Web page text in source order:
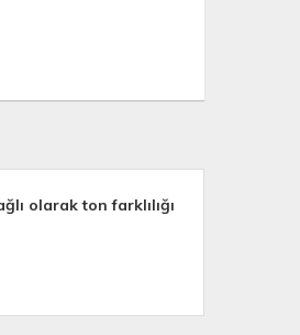
olarak ton farklılığı